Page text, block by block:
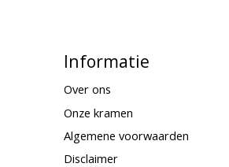
Informatie
Over ons
Onze kramen
Algemene voorwaarden
Disclaimer